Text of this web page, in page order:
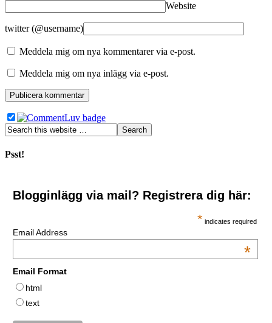
Website
twitter (@username)
Meddela mig om nya kommentarer via e-post.
Meddela mig om nya inlägg via e-post.
Psst!
Blogginlägg via mail? Registrera dig här:
* indicates required
Email Address
*
Email Format
html
text